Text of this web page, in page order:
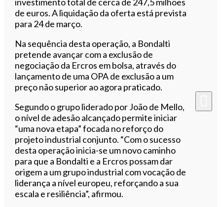
de euros. A liquidação da oferta está prevista
para 24 de março.
Na sequência desta operação, a Bondalti
pretende avançar com a exclusão de
negociação da Ercros em bolsa, através do
lançamento de uma OPA de exclusão a um
preço não superior ao agora praticado.
Segundo o grupo liderado porJoão de Mello,
o nível de adesão alcançado permite iniciar
“uma nova etapa” focada no reforço do
projeto industrial conjunto. “Com o sucesso
desta operação inicia-se um novo caminho
para que a Bondalti e a Ercros possam dar
origem a um grupo industrial com vocação de
liderança a nível europeu, reforçando a sua
escala e resiliência”, afirmou.